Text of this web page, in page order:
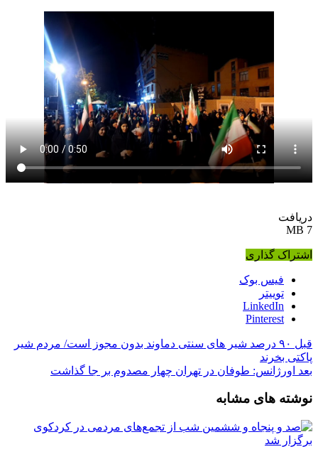
دریافت
7 MB
اشتراک گذاری
فیس بوک
توییتر
LinkedIn
Pinterest
قبل
۹۰ درصد شیر های سنتی دماوند بدون مجوز است/ مردم شیر
پاکتی بخرند
بعد اورژانس: طوفان در تهران چهار مصدوم بر جا گذاشت
نوشته های مشابه